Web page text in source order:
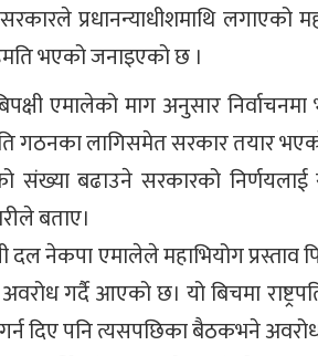
प्रधानन्याधीशमाथि लगाएको
भएको जनाइएको छ ।
एमालेको माग अनुसार
गठनका लागिसमेत सरकार तयार
संख्या बढाउने सरकारको
बताए।
दल नेकपा एमालेले महाभियोग
गर्दै आएको छ। यो बिचमा
दिए पनि त्यसपछिका बैठकभने